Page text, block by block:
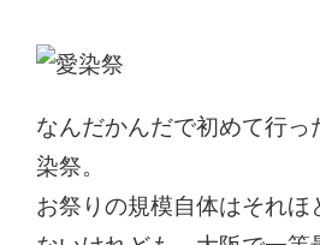
なんだかんだで初めて行っ
染祭。
お祭りの規模自体はそれほ